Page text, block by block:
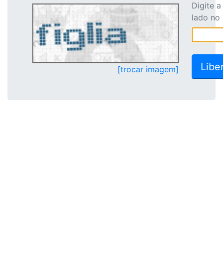
[trocar imagem]
Digite
lado no